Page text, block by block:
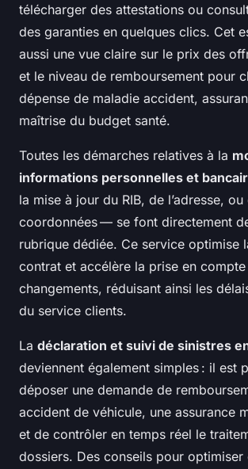
télécharger des attestations ou
des garanties en quelques clics. Cet
aussi une vue claire sur le prix des
et le niveau de remboursement pour
dépense de maladie accident,
maîtrise du budget santé.
Toutes les démarches relatives à la
informations personnelles et
la mise à jour du RIB, de l’adresse, ou
coordonnées — se font directement
rubrique dédiée. Ce service optimise
contrat et accélère la prise en
changements, réduisant ainsi les
du service clients.
La déclaration et suivi de sinistres
deviennent également simples : il est
déposer une demande de
accident de véhicule, une assurance
et de contrôler en temps réel le
dossiers. Des conseils pour optimiser